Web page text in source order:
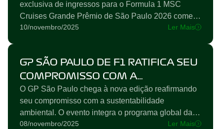
Bank. Os...
exclusiva de ingressos para o Formula 1 MSC
Cruises Grande Prêmio de São Paulo 2026 começa
nesta segunda-feira, 10 de novembro, ao meio-dia,
com cartão Amex, a partir de 13 de novembro. A
venda geral de ingressos terá início no dia 17 de
novembro, também ao meio-dia. Todas as fases...
10/novembro/2025 Ler Mais
GP SÃO PAULO DE F1 RATIFICA SEU
COMPROMISSO COM A
SUSTENTABILIDADE
O GP São Paulo chega à nova edição reafirmando
seu compromisso com a sustentabilidade
ambiental. O evento integra o programa global da
F1 voltado à redução de impacto ambiental, e que
08/novembro/2025 Ler Mais